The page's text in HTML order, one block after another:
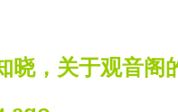
晓，关于观音阁